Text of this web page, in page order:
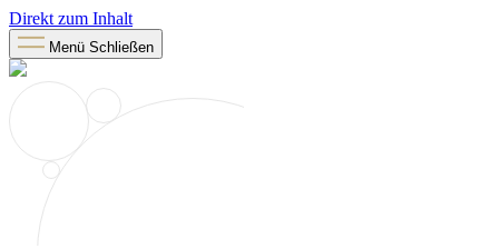
Direkt zum Inhalt
Menü Schließen